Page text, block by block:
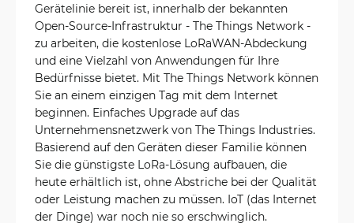
Gerätelinie bereit ist, innerhalb der bekannten
Open-Source-Infrastruktur - The Things Network -
zu arbeiten, die kostenlose LoRaWAN-Abdeckung
und eine Vielzahl von Anwendungen für Ihre
Bedürfnisse bietet. Mit The Things Network können
Sie an einem einzigen Tag mit dem Internet
beginnen. Einfaches Upgrade auf das
Unternehmensnetzwerk von The Things Industries.
Basierend auf den Geräten dieser Familie können
Sie die günstigste LoRa-Lösung aufbauen, die
heute erhältlich ist, ohne Abstriche bei der Qualität
oder Leistung machen zu müssen. IoT (das Internet
der Dinge) war noch nie so erschwinglich.